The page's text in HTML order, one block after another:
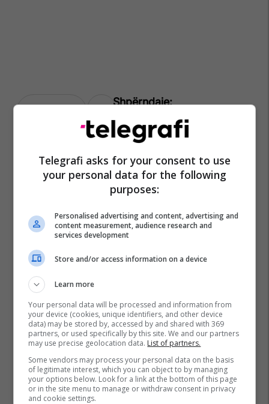
Telegrafi asks for your consent to use
your personal data for the following
purposes:
Personalised advertising and content, advertising and
content measurement, audience research and
services development
Store and/or access information on a device
Learn more
Your personal data will be processed and information from
your device (cookies, unique identifiers, and other device
data) may be stored by, accessed by and shared with 369
partners, or used specifically by this site. We and our partners
may use precise geolocation data. List of partners.
Some vendors may process your personal data on the basis
of legitimate interest, which you can object to by managing
your options below. Look for a link at the bottom of this page
or in the site menu to manage or withdraw consent in privacy
and cookie settings.